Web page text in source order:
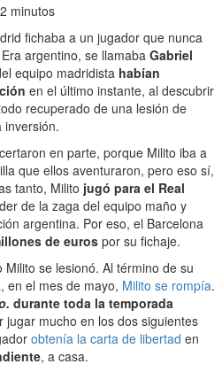
2 minutos
fichaba a un jugador que nunca
argentino, se llamaba Gabriel
equipo madridista habían
en el último instante, al descubrir
recuperado de una lesión de
inversión.
en parte, porque Milito iba a
que ellos aventuraron, pero eso sí,
tanto, Milito jugó para el Real
de la zaga del equipo maño y
argentina. Por eso, el Barcelona
de euros por su fichaje.
Milito se lesionó. Al término de su
en el mes de mayo, Milito se rompía.
durante toda la temporada
jugar mucho en los dos siguientes
obtenía la carta de libertad en
, a casa.